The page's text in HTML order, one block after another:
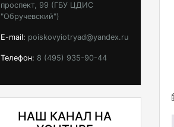
проспект, 99 (ГБУ ЦДИС
"Обручевский")
E-mail: poiskovyiotryad@yandex.ru
Телефон: 8 (495) 935-90-44
НАШ КАНАЛ НА